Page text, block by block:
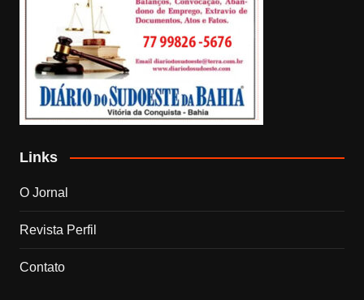
Links
O Jornal
Revista Perfil
Contato